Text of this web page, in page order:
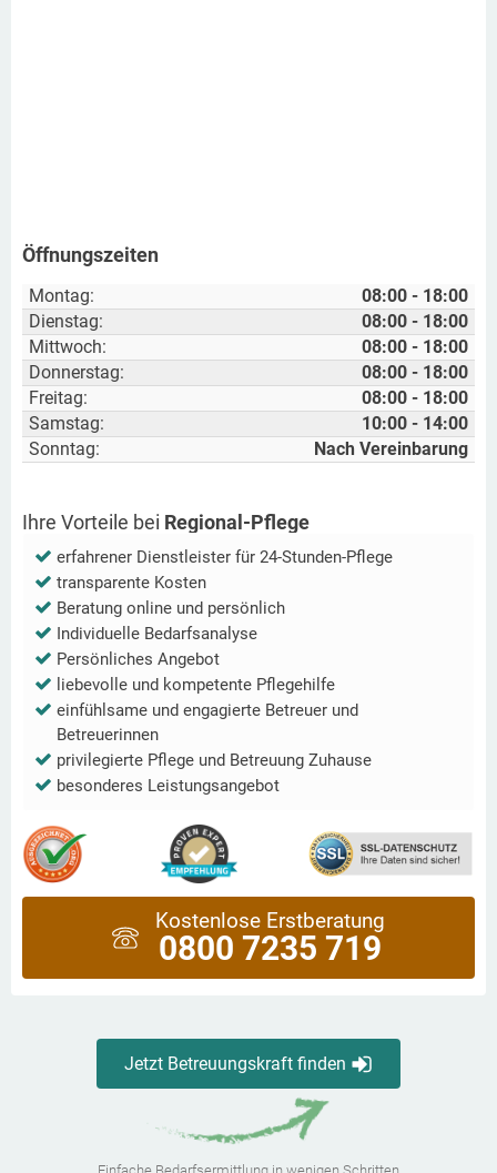
Öffnungszeiten
Montag:
08:00 - 18:00
Dienstag:
08:00 - 18:00
Mittwoch:
08:00 - 18:00
Donnerstag:
08:00 - 18:00
Freitag:
08:00 - 18:00
Samstag:
10:00 - 14:00
Sonntag:
Nach Vereinbarung
Ihre Vorteile bei Regional-Pflege
erfahrener Dienstleister für 24-Stunden-Pflege
transparente Kosten
Beratung online und persönlich
Individuelle Bedarfsanalyse
Persönliches Angebot
liebevolle und kompetente Pflegehilfe
einfühlsame und engagierte Betreuer und
Betreuerinnen
privilegierte Pflege und Betreuung Zuhause
besonderes Leistungsangebot
Kostenlose Erstberatung
0800 7235 719
Jetzt Betreuungskraft finden